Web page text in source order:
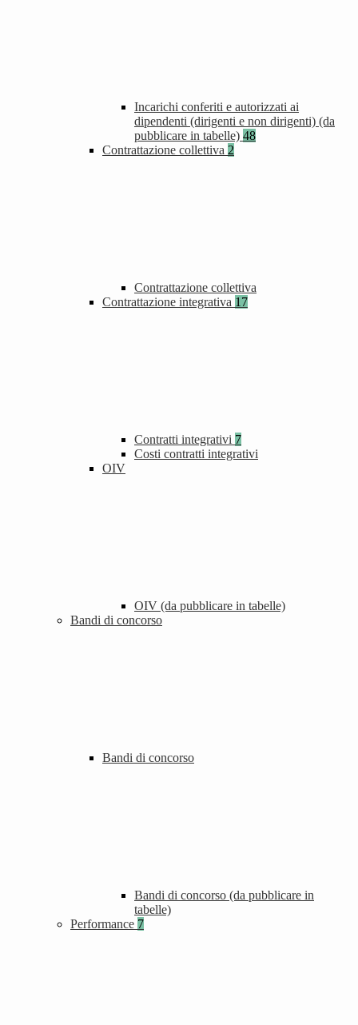
Incarichi conferiti e autorizzati ai
dipendenti (dirigenti e non dirigenti) (da
pubblicare in tabelle) 48
Contrattazione collettiva 2
Contrattazione collettiva
Contrattazione integrativa 17
Contratti integrativi 7
Costi contratti integrativi
OIV
OIV (da pubblicare in tabelle)
Bandi di concorso
Bandi di concorso
Bandi di concorso (da pubblicare in
tabelle)
Performance 7